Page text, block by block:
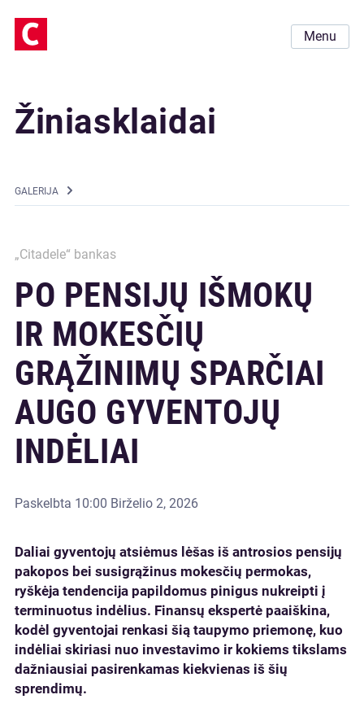
Menu
Žiniasklaidai
GALERIJA
„Citadele“ bankas
PO PENSIJŲ IŠMOKŲ
IR MOKESČIŲ
GRĄŽINIMŲ SPARČIAI
AUGO GYVENTOJŲ
INDĖLIAI
Paskelbta 10:00 Birželio 2, 2026
Daliai gyventojų atsiėmus lėšas iš antrosios pensijų
pakopos bei susigrąžinus mokesčių permokas,
ryškėja tendencija papildomus pinigus nukreipti į
terminuotus indėlius. Finansų ekspertė paaiškina,
kodėl gyventojai renkasi šią taupymo priemonę, kuo
indėliai skiriasi nuo investavimo ir kokiems tikslams
dažniausiai pasirenkamas kiekvienas iš šių
sprendimų.